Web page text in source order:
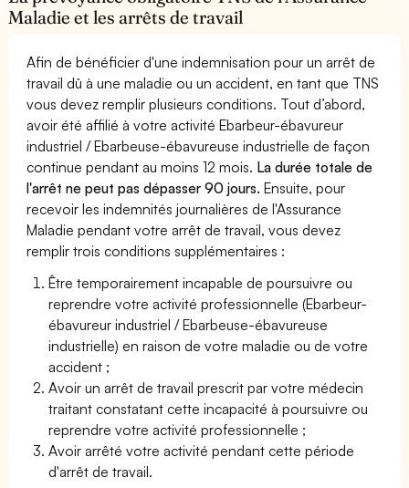
Maladie et les arrêts de travail
Afin de bénéficier d'une indemnisation pour un arrêt de
travail dû à une maladie ou un accident, en tant que TNS
vous devez remplir plusieurs conditions. Tout d’abord,
avoir été affilié à votre activité Ebarbeur-ébavureur
industriel / Ebarbeuse-ébavureuse industrielle de façon
continue pendant au moins 12 mois. La durée totale de
l'arrêt ne peut pas dépasser 90 jours. Ensuite, pour
recevoir les indemnités journalières de l'Assurance
Maladie pendant votre arrêt de travail, vous devez
remplir trois conditions supplémentaires :
Être temporairement incapable de poursuivre ou
reprendre votre activité professionnelle (Ebarbeur-
ébavureur industriel / Ebarbeuse-ébavureuse
industrielle) en raison de votre maladie ou de votre
accident ;
Avoir un arrêt de travail prescrit par votre médecin
traitant constatant cette incapacité à poursuivre ou
reprendre votre activité professionnelle ;
Avoir arrêté votre activité pendant cette période
d'arrêt de travail.